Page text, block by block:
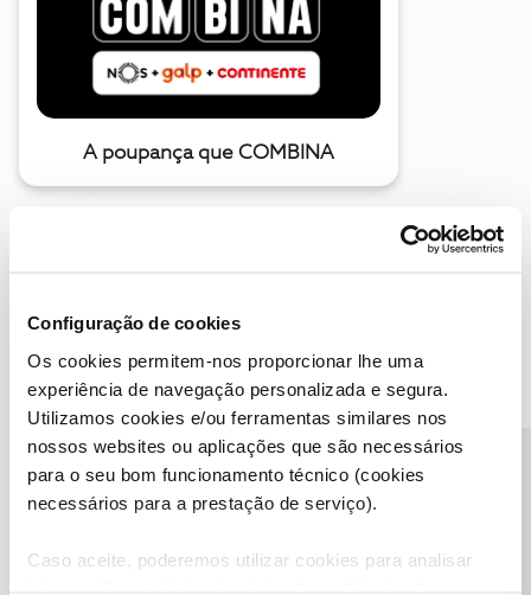
Configuração de cookies
Os cookies permitem-nos proporcionar lhe uma
experiência de navegação personalizada e segura.
Utilizamos cookies e/ou ferramentas similares nos
nossos websites ou aplicações que são necessários
para o seu bom funcionamento técnico (cookies
necessários para a prestação de serviço).
Caso aceite, poderemos utilizar cookies para analisar
A poupança que COMBINA
Descubra as novidades de julho